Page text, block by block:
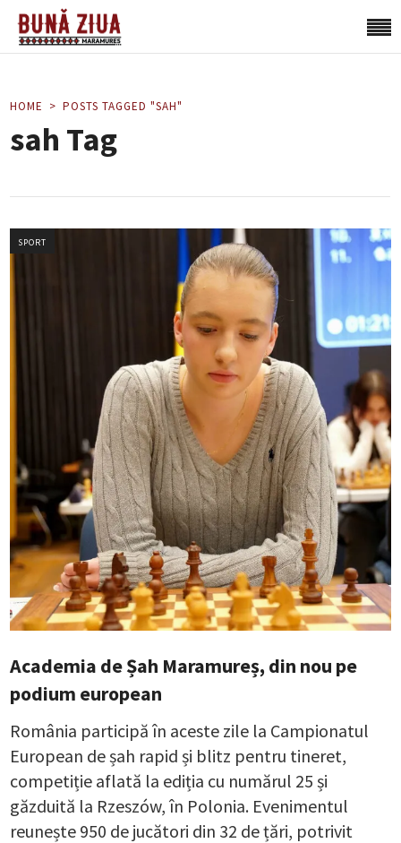
HOME POSTS TAGGED "SAH"
sah Tag
SPORT
Academia de Șah Maramureș, din nou pe
podium european
România participă în aceste zile la Campionatul
European de șah rapid și blitz pentru tineret,
competiție aflată la ediția cu numărul 25 și
găzduită la Rzeszów, în Polonia. Evenimentul
reunește 950 de jucători din 32 de țări, potrivit